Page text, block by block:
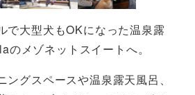
で大型犬もOKになった温泉露
メゾネットスイートへ。
ングスペースや温泉露天風呂、